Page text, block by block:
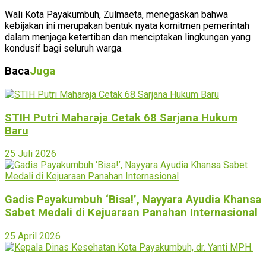
Wali Kota Payakumbuh, Zulmaeta, menegaskan bahwa
kebijakan ini merupakan bentuk nyata komitmen pemerintah
dalam menjaga ketertiban dan menciptakan lingkungan yang
kondusif bagi seluruh warga.
BacaJuga
STIH Putri Maharaja Cetak 68 Sarjana Hukum
Baru
25 Juli 2026
Gadis Payakumbuh ‘Bisa!’, Nayyara Ayudia Khansa
Sabet Medali di Kejuaraan Panahan Internasional
25 April 2026